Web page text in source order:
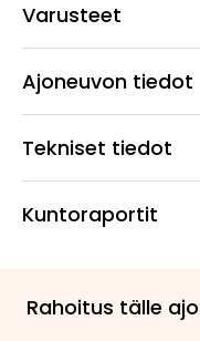
Varusteet
Ajoneuvon tiedot
Tekniset tiedot
Kuntoraportit
Rahoitus tälle